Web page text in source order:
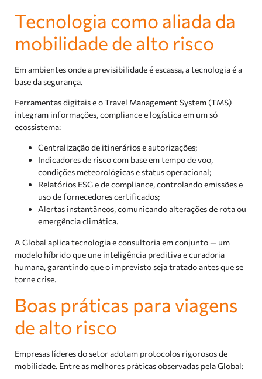
Tecnologia como aliada da
mobilidade de alto risco
Em ambientes onde a previsibilidade é escassa, a tecnologia é a
base da segurança.
Ferramentas digitais e o Travel Management System (TMS)
integram informações, compliance e logística em um só
ecossistema:
Centralização de itinerários e autorizações;
Indicadores de risco com base em tempo de voo,
condições meteorológicas e status operacional;
Relatórios ESG e de compliance, controlando emissões e
uso de fornecedores certificados;
Alertas instantâneos, comunicando alterações de rota ou
emergência climática.
A Global aplica tecnologia e consultoria em conjunto — um
modelo híbrido que une inteligência preditiva e curadoria
humana, garantindo que o imprevisto seja tratado antes que se
torne crise.
Boas práticas para viagens
de alto risco
Empresas líderes do setor adotam protocolos rigorosos de
mobilidade. Entre as melhores práticas observadas pela Global: